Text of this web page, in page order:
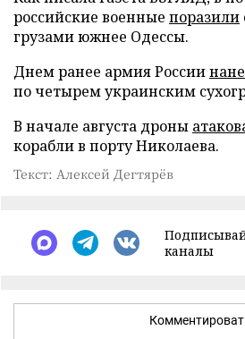
российские военные поразили
грузами южнее Одессы.
Днем ранее армия России
по четырем украинским
В начале августа дроны
корабли в порту Николаева.
Текст: Алексей Дегтярёв
каналы